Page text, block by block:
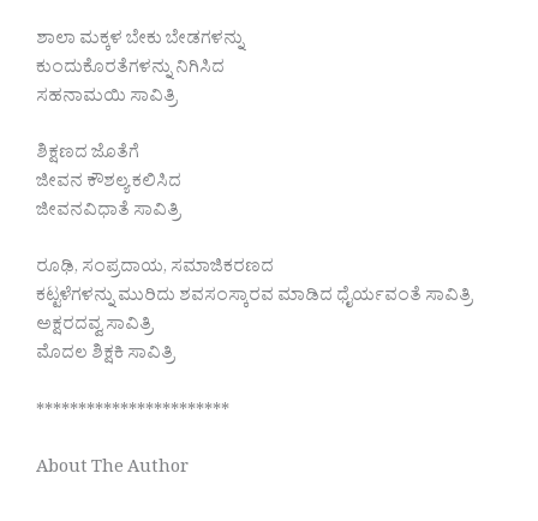
ಶಾಲಾ ಮಕ್ಕಳ ಬೇಕು ಬೇಡಗಳನ್ನು
ಕುಂದುಕೊರತೆಗಳನ್ನು ನಿಗಿಸಿದ
ಸಹನಾಮಯಿ ಸಾವಿತ್ರಿ
ಶಿಕ್ಷಣದ ಜೊತೆಗೆ
ಜೀವನ ಕೌಶಲ್ಯ ಕಲಿಸಿದ
ಜೀವನವಿಧಾತೆ ಸಾವಿತ್ರಿ
ರೂಢಿ, ಸಂಪ್ರದಾಯ, ಸಮಾಜಿಕರಣದ
ಕಟ್ಟಳೆಗಳನ್ನು ಮುರಿದು ಶವಸಂಸ್ಕಾರವ ಮಾಡಿದ ಧೈರ್ಯವಂತೆ ಸಾವಿತ್ರಿ
ಅಕ್ಷರದವ್ವ ಸಾವಿತ್ರಿ
ಮೊದಲ ಶಿಕ್ಷಕಿ ಸಾವಿತ್ರಿ
***********************
About The Author